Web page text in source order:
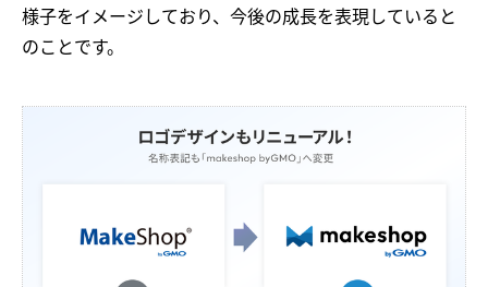
様子をイメージしており、今後の成長を表現していると
のことです。